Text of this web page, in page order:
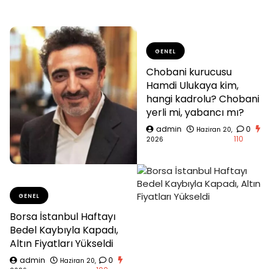
GENEL
Chobani kurucusu
Hamdi Ulukaya kim,
hangi kadrolu? Chobani
yerli mi, yabancı mı?
admin
Haziran 20,
2026
0
110
GENEL
Borsa İstanbul Haftayı
Bedel Kaybıyla Kapadı,
Altın Fiyatları Yükseldi
admin
Haziran 20,
0